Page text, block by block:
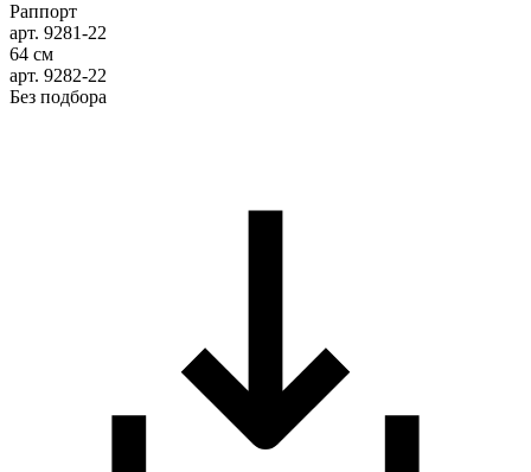
Раппорт
арт. 9281-22
64 см
арт. 9282-22
Без подбора